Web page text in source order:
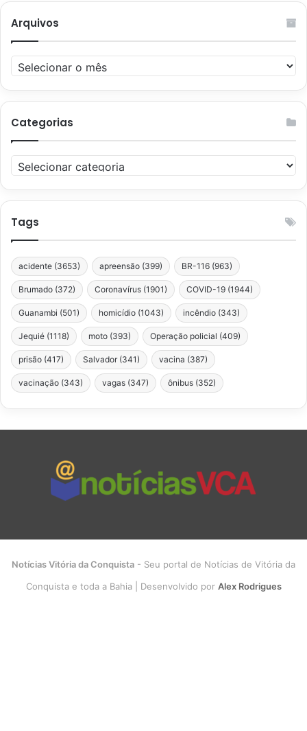
Arquivos
Arquivos
Categorias
Categorias
Tags
acidente (3653) apreensão (399) BR-116 (963)
Brumado (372) Coronavírus (1901) COVID-19 (1944)
Guanambi (501) homicídio (1043) incêndio (343)
Jequié (1118) moto (393) Operação policial (409)
prisão (417) Salvador (341) vacina (387)
vacinação (343) vagas (347) ônibus (352)
Notícias Vitória da Conquista - Seu portal de Notícias de Vitória da
Conquista e toda a Bahia | Desenvolvido por Alex Rodrigues